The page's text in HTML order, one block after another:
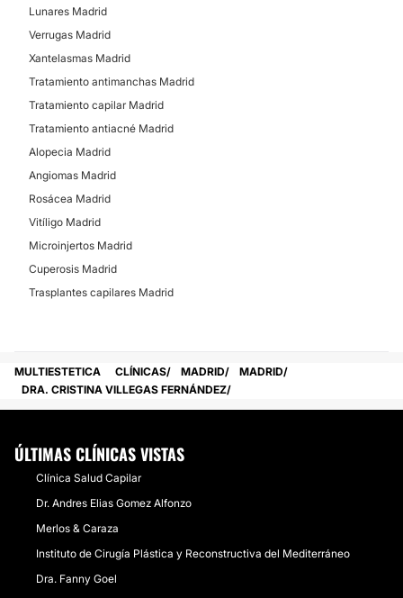
Lunares Madrid
Verrugas Madrid
Xantelasmas Madrid
Tratamiento antimanchas Madrid
Tratamiento capilar Madrid
Tratamiento antiacné Madrid
Alopecia Madrid
Angiomas Madrid
Rosácea Madrid
Vitíligo Madrid
Microinjertos Madrid
Cuperosis Madrid
Trasplantes capilares Madrid
MULTIESTETICA CLÍNICAS MADRID
MADRID
DRA. CRISTINA VILLEGAS FERNÁNDEZ
ÚLTIMAS CLÍNICAS VISTAS
Clínica Salud Capilar
Dr. Andres Elias Gomez Alfonzo
Merlos & Caraza
Instituto de Cirugía Plástica y Reconstructiva del Mediterráneo
Dra. Fanny Goel